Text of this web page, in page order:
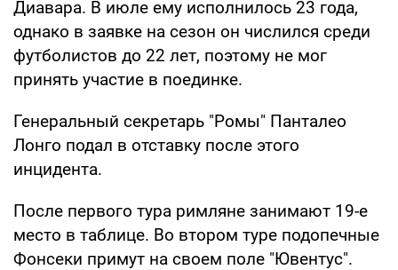
Диавара. В июле ему исполнилось 23 года,
однако в заявке на сезон он числился среди
футболистов до 22 лет, поэтому не мог
принять участие в поединке.
Генеральный секретарь "Ромы" Панталео
Лонго подал в отставку после этого
инцидента.
После первого тура римляне занимают 19-е
место в таблице. Во втором туре подопечные
Фонсеки примут на своем поле "Ювентус".